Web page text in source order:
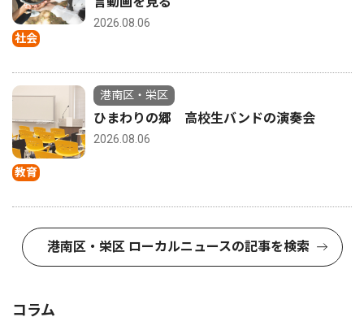
社会
2026.08.06
教育
港南区・栄区
ひまわりの郷 高校生バンドの演奏会
2026.08.06
港南区・栄区 ローカルニュースの記事を検索
コラム